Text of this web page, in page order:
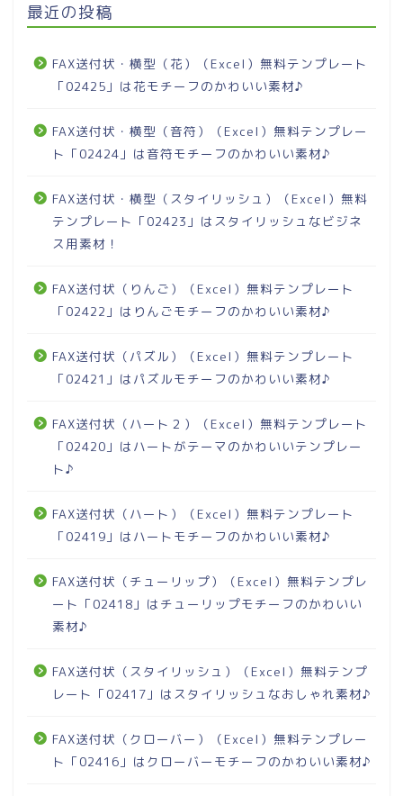
最近の投稿
FAX送付状・横型（花）（Excel）無料テンプレート
「02425」は花モチーフのかわいい素材♪
FAX送付状・横型（音符）（Excel）無料テンプレー
ト「02424」は音符モチーフのかわいい素材♪
FAX送付状・横型（スタイリッシュ）（Excel）無料
テンプレート「02423」はスタイリッシュなビジネ
ス用素材！
FAX送付状（りんご）（Excel）無料テンプレート
「02422」はりんごモチーフのかわいい素材♪
FAX送付状（パズル）（Excel）無料テンプレート
「02421」はパズルモチーフのかわいい素材♪
FAX送付状（ハート２）（Excel）無料テンプレート
「02420」はハートがテーマのかわいいテンプレー
ト♪
FAX送付状（ハート）（Excel）無料テンプレート
「02419」はハートモチーフのかわいい素材♪
FAX送付状（チューリップ）（Excel）無料テンプレ
ート「02418」はチューリップモチーフのかわいい
素材♪
FAX送付状（スタイリッシュ）（Excel）無料テンプ
レート「02417」はスタイリッシュなおしゃれ素材♪
FAX送付状（クローバー）（Excel）無料テンプレー
ト「02416」はクローバーモチーフのかわいい素材♪